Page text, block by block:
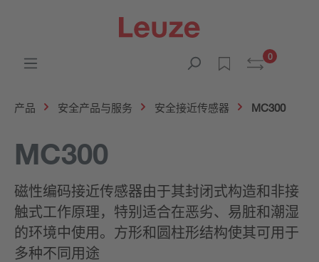
0
产品 安全产品与服务 安全接近传感器 MC300
MC300
磁性编码接近传感器由于其封闭式构造和非接
触式工作原理，特别适合在恶劣、易脏和潮湿
的环境中使用。方形和圆柱形结构使其可用于
多种不同用途